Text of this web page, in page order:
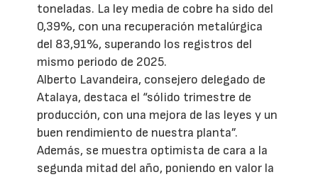
toneladas. La ley media de cobre ha sido del
0,39%, con una recuperación metalúrgica
del 83,91%, superando los registros del
mismo periodo de 2025.
Alberto Lavandeira, consejero delegado de
Atalaya, destaca el “sólido trimestre de
producción, con una mejora de las leyes y un
buen rendimiento de nuestra planta”.
Además, se muestra optimista de cara a la
segunda mitad del año, poniendo en valor la